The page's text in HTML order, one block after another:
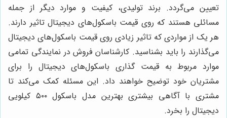
تعیین می‌گردد. برند تولیدی، کیفیت و موارد دیگر از جمله
مسائلی هستند که روی قیمت باسکول‌های دیجیتال تاثیر دارند.
هر یک از مواردی که تاثیر زیادی روی قیمت باسکول‌های دیجیتال
می‌گذارند را باید بشناسید. کارشناسان فروش در نمایندگی تمامی
موارد مربوط به قیمت گذاری باسکول‌های دیجیتال را برای
مشتریان خود توضیح خواهند داد. این مسئله کمک می‌کند تا
مشتری با آگاهی بیشتری بهترین مدل باسکول ۵۰۰ کیلویی
دیجیتال را بخرد.